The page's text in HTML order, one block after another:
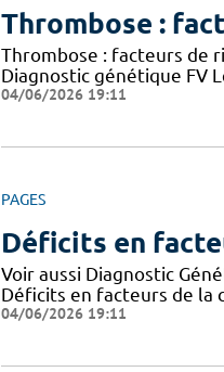
Thrombose :
Thrombose : facteurs de
Diagnostic génétique FV
04/06/2026 19:11
PAGES
Déficits en
Voir aussi Diagnostic
Déficits en facteurs de la
04/06/2026 19:11